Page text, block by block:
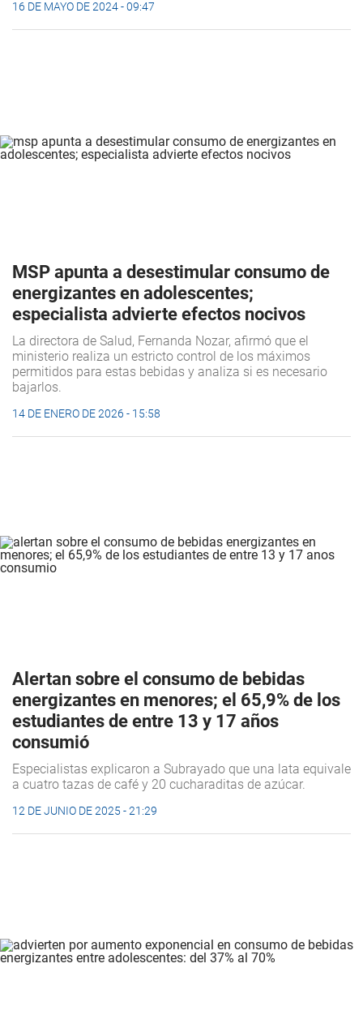
16 DE MAYO DE 2024 - 09:47
MSP apunta a desestimular consumo de
energizantes en adolescentes;
especialista advierte efectos nocivos
La directora de Salud, Fernanda Nozar, afirmó que el
ministerio realiza un estricto control de los máximos
permitidos para estas bebidas y analiza si es necesario
bajarlos.
14 DE ENERO DE 2026 - 15:58
Alertan sobre el consumo de bebidas
energizantes en menores; el 65,9% de los
estudiantes de entre 13 y 17 años
consumió
Especialistas explicaron a Subrayado que una lata equivale
a cuatro tazas de café y 20 cucharaditas de azúcar.
12 DE JUNIO DE 2025 - 21:29